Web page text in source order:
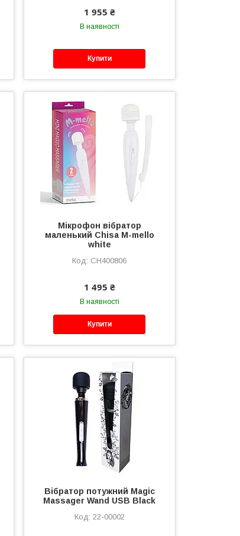
1 955 ₴
В наявності
Купити
Мікрофон вібратор
маленький Chisa M-mello
white
CH400806
1 495 ₴
В наявності
Купити
Вібратор потужний Magic
Massager Wand USB Black
22-00002